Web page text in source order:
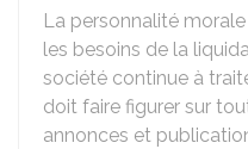
La personnalité
les besoins de la
société continue à
doit faire figurer sur
annonces et